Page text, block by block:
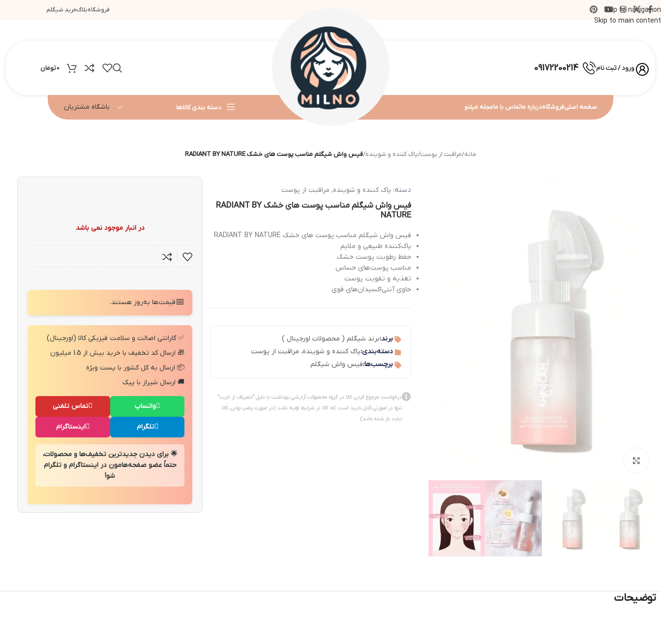
Skip to navigation
Skip to main content
فروشگاهبلاگخرید شیگلم
ورود / ثبت نام 09172200214
0تومان
صفحه اصلیفروشگاهدرباره ماتماس با مامجله میلنو دسته بندی کالاها باشگاه مشتریان
خانه/مراقبت از پوست/پاک کننده و شوینده/فیس واش شیگلم مناسب پوست های خشک RADIANT BY NATURE
دسته: پاک کننده و شوینده, مراقبت از پوست
فیس واش شیگلم مناسب پوست های خشک RADIANT BY
NATURE
فیس واش شیگلم مناسب پوست های خشک RADIANT BY NATURE
پاک‌کننده طبیعی و ملایم
حفظ رطوبت پوست خشک
مناسب پوست‌های حساس
تغذیه و تقویت پوست
حاوی آنتی‌اکسیدان‌های قوی
برند:برند شیگلم ( محصولات اورجینال )
دسته‌بندی:پاک کننده و شوینده، مراقبت از پوست
برچسب‌ها:فیس واش شیگلم
درخواست مرجوع کردن کالا در گروه محصولات آرایشی بهداشت با دلیل "انصراف از خرید"
تنها در صورتی قابل تایید است که کالا در شرایط اولیه باشد (در صورت پلمپ بودن، کالا
نباید باز شده باشد).
در انبار موجود نمی باشد
📅قیمت‌ها به‌روز هستند.
✅ گارانتی اصالت و سلامت فیزیکی کالا (اورجینال)
🎁 ارسال کد تخفیف با خرید بیش از 1.5 میلیون
📦 ارسال به کل کشور با پست ویژه
🚚 ارسال شیراز با پیک
تماس تلفنی واتساپ
اینستاگرام تلگرام
🌟 برای دیدن جدیدترین تخفیف‌ها و محصولات،
حتماً عضو صفحه‌هامون در اینستاگرام و تلگرام
شو!
توضیحات